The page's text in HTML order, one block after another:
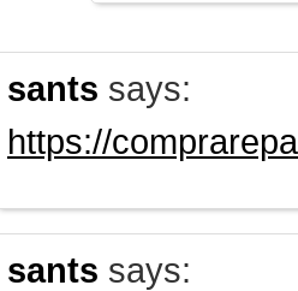
sants says:
https://
sants says: